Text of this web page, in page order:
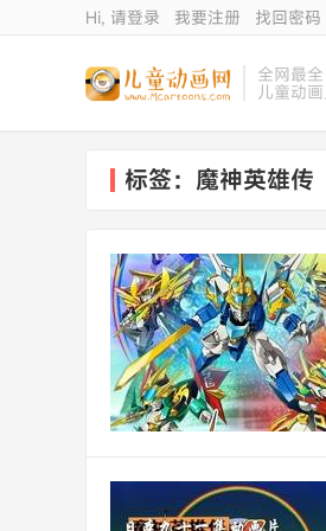
Hi, 请登录 我要注册 找回密码
全网最全
儿童动
标签：魔神英雄传